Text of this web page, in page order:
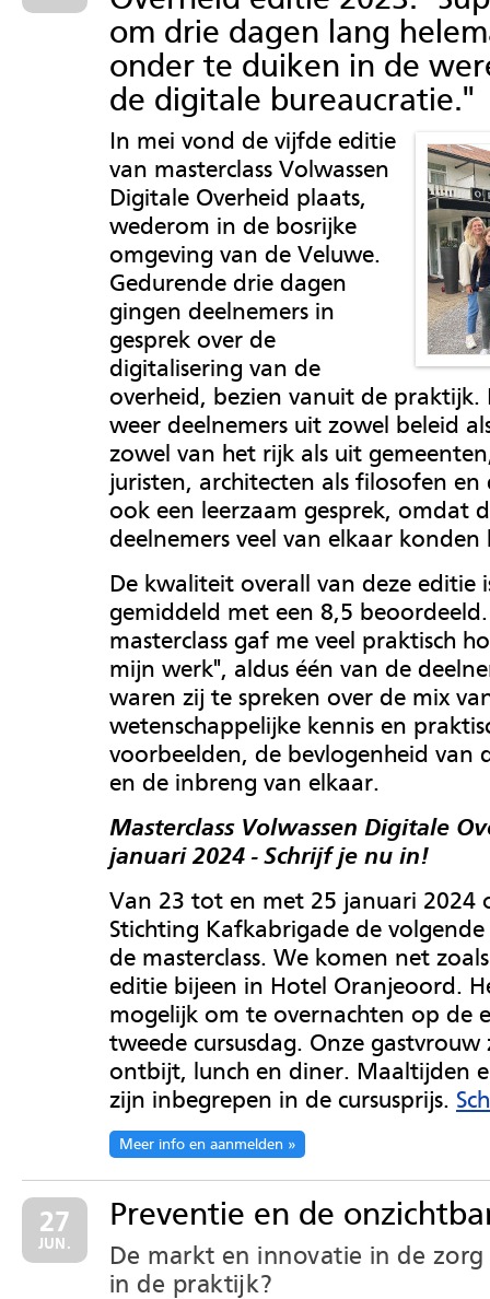
om drie dagen lang
onder te duiken in de
de digitale bureaucratie.''
In mei vond de vijfde editie
van masterclass Volwassen
Digitale Overheid plaats,
wederom in de bosrijke
omgeving van de Veluwe.
Gedurende drie dagen
gingen deelnemers in
gesprek over de
digitalisering van de
overheid, bezien vanuit de praktijk.
weer deelnemers uit zowel beleid
zowel van het rijk als uit
juristen, architecten als filosofen en
ook een leerzaam gesprek, omdat
deelnemers veel van elkaar konden
De kwaliteit overall van deze editie
gemiddeld met een 8,5 beoordeeld.
masterclass gaf me veel praktisch
mijn werk", aldus één van de
waren zij te spreken over de mix
wetenschappelijke kennis en
voorbeelden, de bevlogenheid van
en de inbreng van elkaar.
Masterclass Volwassen Digitale
januari 2024 - Schrijf je nu in!
Van 23 tot en met 25 januari 2024
Stichting Kafkabrigade de
de masterclass. We komen net
editie bijeen in Hotel Oranjeoord.
mogelijk om te overnachten op de
tweede cursusdag. Onze
ontbijt, lunch en diner. Maaltijden
zijn inbegrepen in de cursusprijs.
Meer info en aanmelden
Preventie en de
27
JUN.
De markt en innovatie in de
in de praktijk?